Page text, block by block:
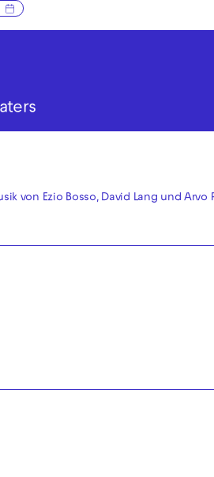
von Ezio Bosso, David Lang und Arvo